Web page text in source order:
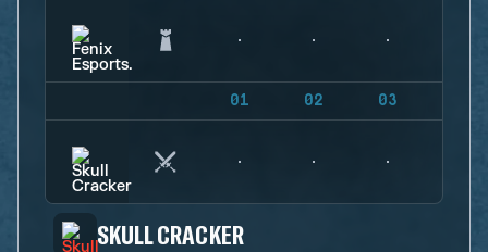
01 02 03
SKULL CRACKER